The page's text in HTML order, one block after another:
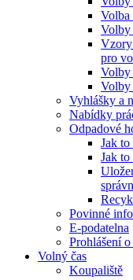
Volba
Volby
Vzory
pro
Volby
Volby
Vyhlášky a
Nabídky
Odpadové
Jak
Jak
Povinné
E-podatelna
Prohlášení
Volný čas
Koupaliště